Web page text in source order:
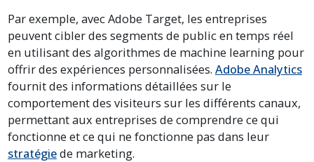
Par exemple, avec Adobe Target, les entreprises
peuvent cibler des segments de public en temps réel
en utilisant des algorithmes de machine learning pour
offrir des expériences personnalisées. Adobe Analytics
fournit des informations détaillées sur le
comportement des visiteurs sur les différents canaux,
permettant aux entreprises de comprendre ce qui
fonctionne et ce qui ne fonctionne pas dans leur
stratégiede marketing.